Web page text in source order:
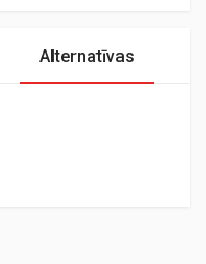
Alternatīvas